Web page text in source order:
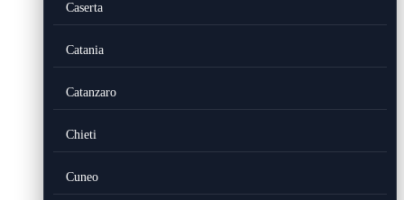
Caserta
Catania
Catanzaro
Chieti
Cuneo